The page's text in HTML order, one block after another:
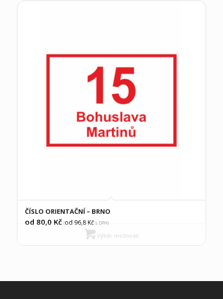
ČÍSLO ORIENTAČNÍ – BRNO
od 80,0 Kč (od 96,8Kčs DPH)
Výběr možností